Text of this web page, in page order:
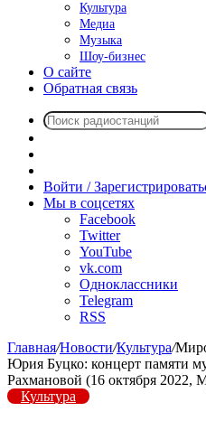
Культура
Медиа
Музыка
Шоу-бизнес
О сайте
Обратная связь
радио
Войти /
Мы в соцсетях
Facebook
Twitter
YouTube
vk.com
Одноклассники
Telegram
RSS
Главная/Новости/Культура/
Юрия Буцко: концерт памяти
Рахмановой (16 октября 2022,
Культура